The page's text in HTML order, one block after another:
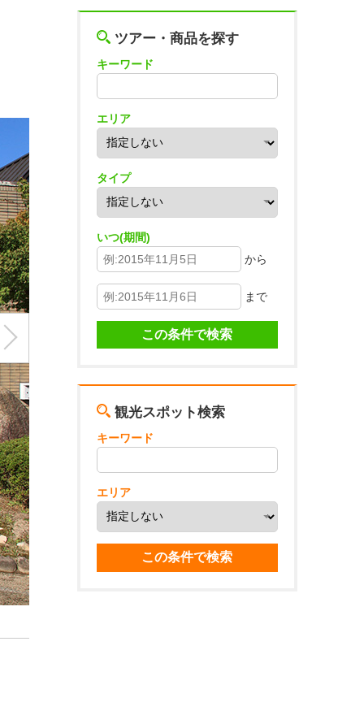
ツアー・商品を探す
キーワード
エリア
タイプ
いつ(期間)
から
まで
観光スポット検索
キーワード
エリア